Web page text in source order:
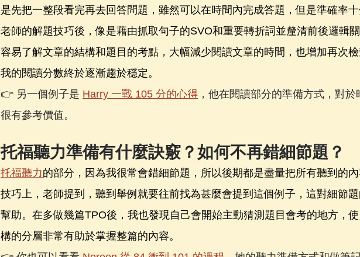
是先把一整段看完再去回答問題，雖然可以在時間內完成答題，但是準確率
老師的解題技巧後，像是藉由抓取句子的SVO和重要轉折詞並釐清前後邏輯
容易了解文章的結構和題目的考點，大幅減少閱讀文章的時間，也增加再次
我的閱讀分數終於逐漸趨於穩定。
👉 另一個例子是 Harry 一戰 105 分的心得 ，他在閱讀部分的準備方式，對
很有參考價值。
托福聽力準備有什麼訣竅？如何不再錯細節題？
托福聽力的部分，因為我很常會錯細節題，所以後期都是盡量把所有聽到的
技巧上，老師提到，聽到舉例就要往前找為甚麼會提到這個例子，這對細節
幫助。在多做幾篇TPO後，我也發現自己會開始主動猜測題目會考的地方，
構的分層非常有助於掌握整篇的內容。